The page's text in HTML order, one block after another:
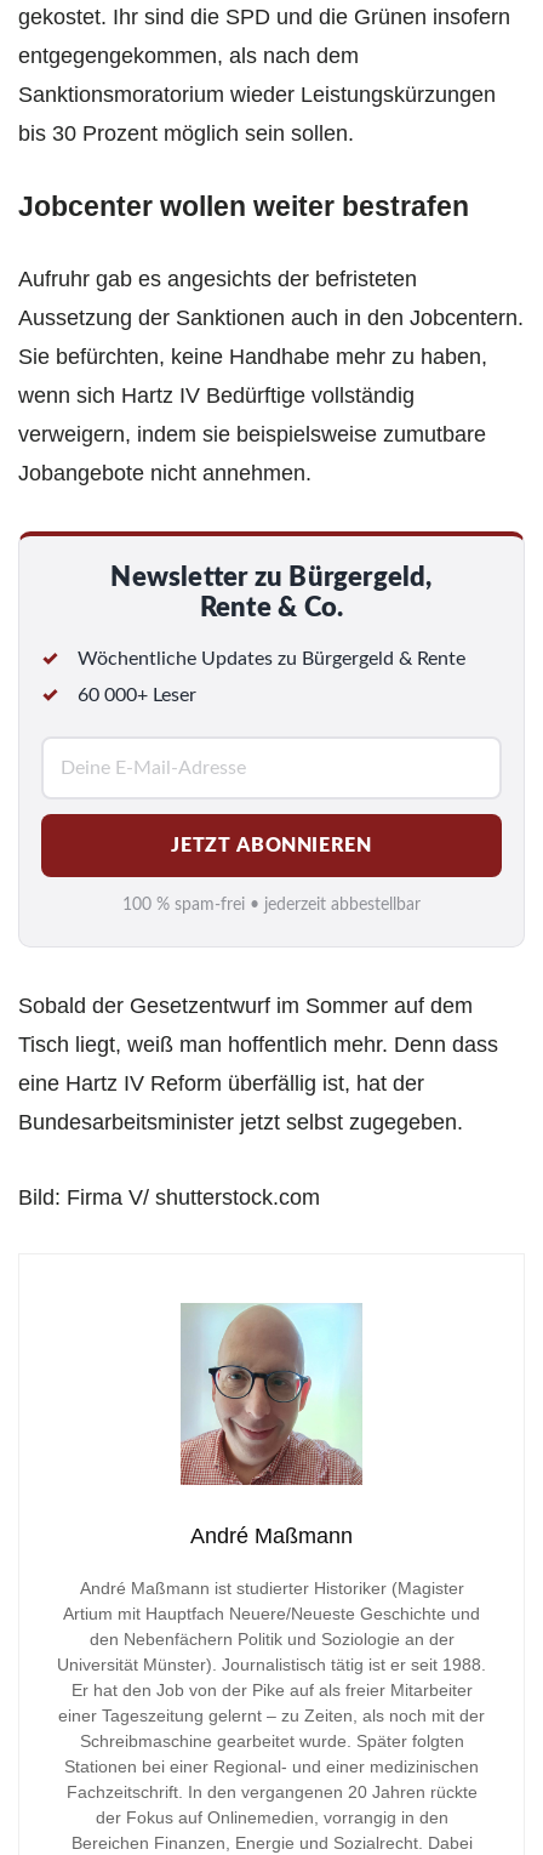
gekostet. Ihr sind die SPD und die Grünen insofern
entgegengekommen, als nach dem
Sanktionsmoratorium wieder Leistungskürzungen
bis 30 Prozent möglich sein sollen.
Jobcenter wollen weiter bestrafen
Aufruhr gab es angesichts der befristeten
Aussetzung der Sanktionen auch in den Jobcentern.
Sie befürchten, keine Handhabe mehr zu haben,
wenn sich Hartz IV Bedürftige vollständig
verweigern, indem sie beispielsweise zumutbare
Jobangebote nicht annehmen.
Newsletter zu Bürgergeld,
Rente & Co.
Wöchentliche Updates zu Bürgergeld & Rente
60 000+ Leser
M
a
i
l
*
JETZT ABONNIEREN
100 % spam-frei • jederzeit abbestellbar
Sobald der Gesetzentwurf im Sommer auf dem
Tisch liegt, weiß man hoffentlich mehr. Denn dass
eine Hartz IV Reform überfällig ist, hat der
Bundesarbeitsminister jetzt selbst zugegeben.
Bild: Firma V/ shutterstock.com
André Maßmann
André Maßmann ist studierter Historiker (Magister
Artium mit Hauptfach Neuere/Neueste Geschichte und
den Nebenfächern Politik und Soziologie an der
Universität Münster). Journalistisch tätig ist er seit 1988.
Er hat den Job von der Pike auf als freier Mitarbeiter
einer Tageszeitung gelernt – zu Zeiten, als noch mit der
Schreibmaschine gearbeitet wurde. Später folgten
Stationen bei einer Regional- und einer medizinischen
Fachzeitschrift. In den vergangenen 20 Jahren rückte
der Fokus auf Onlinemedien, vorrangig in den
Bereichen Finanzen, Energie und Sozialrecht. Dabei